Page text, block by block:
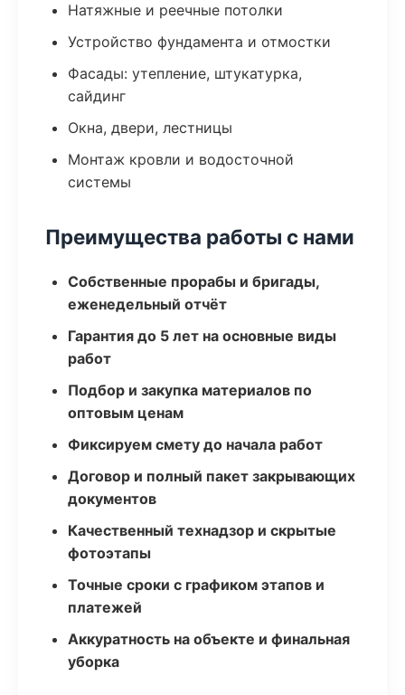
Натяжные и реечные потолки
Устройство фундамента и отмостки
Фасады: утепление, штукатурка,
сайдинг
Окна, двери, лестницы
Монтаж кровли и водосточной
системы
Преимущества работы с нами
Собственные прорабы и бригады,
еженедельный отчёт
Гарантия до 5 лет на основные виды
работ
Подбор и закупка материалов по
оптовым ценам
Фиксируем смету до начала работ
Договор и полный пакет закрывающих
документов
Качественный технадзор и скрытые
фотоэтапы
Точные сроки с графиком этапов и
платежей
Аккуратность на объекте и финальная
уборка